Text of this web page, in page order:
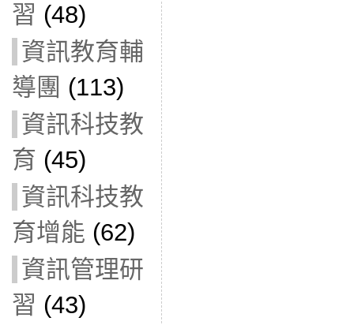
習 (48)
資訊教育輔
導團 (113)
資訊科技教
育 (45)
資訊科技教
育增能 (62)
資訊管理研
習 (43)